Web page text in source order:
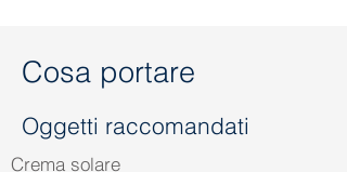
Cosa portare
Oggetti raccomandati
Crema solare